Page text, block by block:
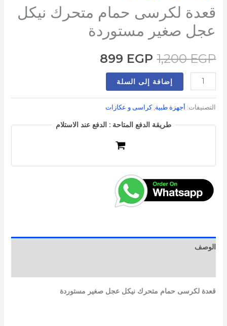
قعدة لكرسى حمام متحرك نيكل
عجل صغير مستوردة
1,200EGP
899 EGP
إضافة إلى السلة
التصنيفات: أجهزة طبية,كراسى و عكازات
طريقة الدفع المتاحة : الدفع عند الاستلام
الوصف
قعدة لكرسى حمام متحرك نيكل عجل صغير مستوردة